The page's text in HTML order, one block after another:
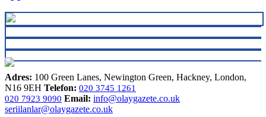
Adres: 100 Green Lanes, Newington Green, Hackney, London,
N16 9EH Telefon: 020 3745 1261
020 7923 9090 Email: info@olaygazete.co.uk
seriilanlar@olaygazete.co.uk